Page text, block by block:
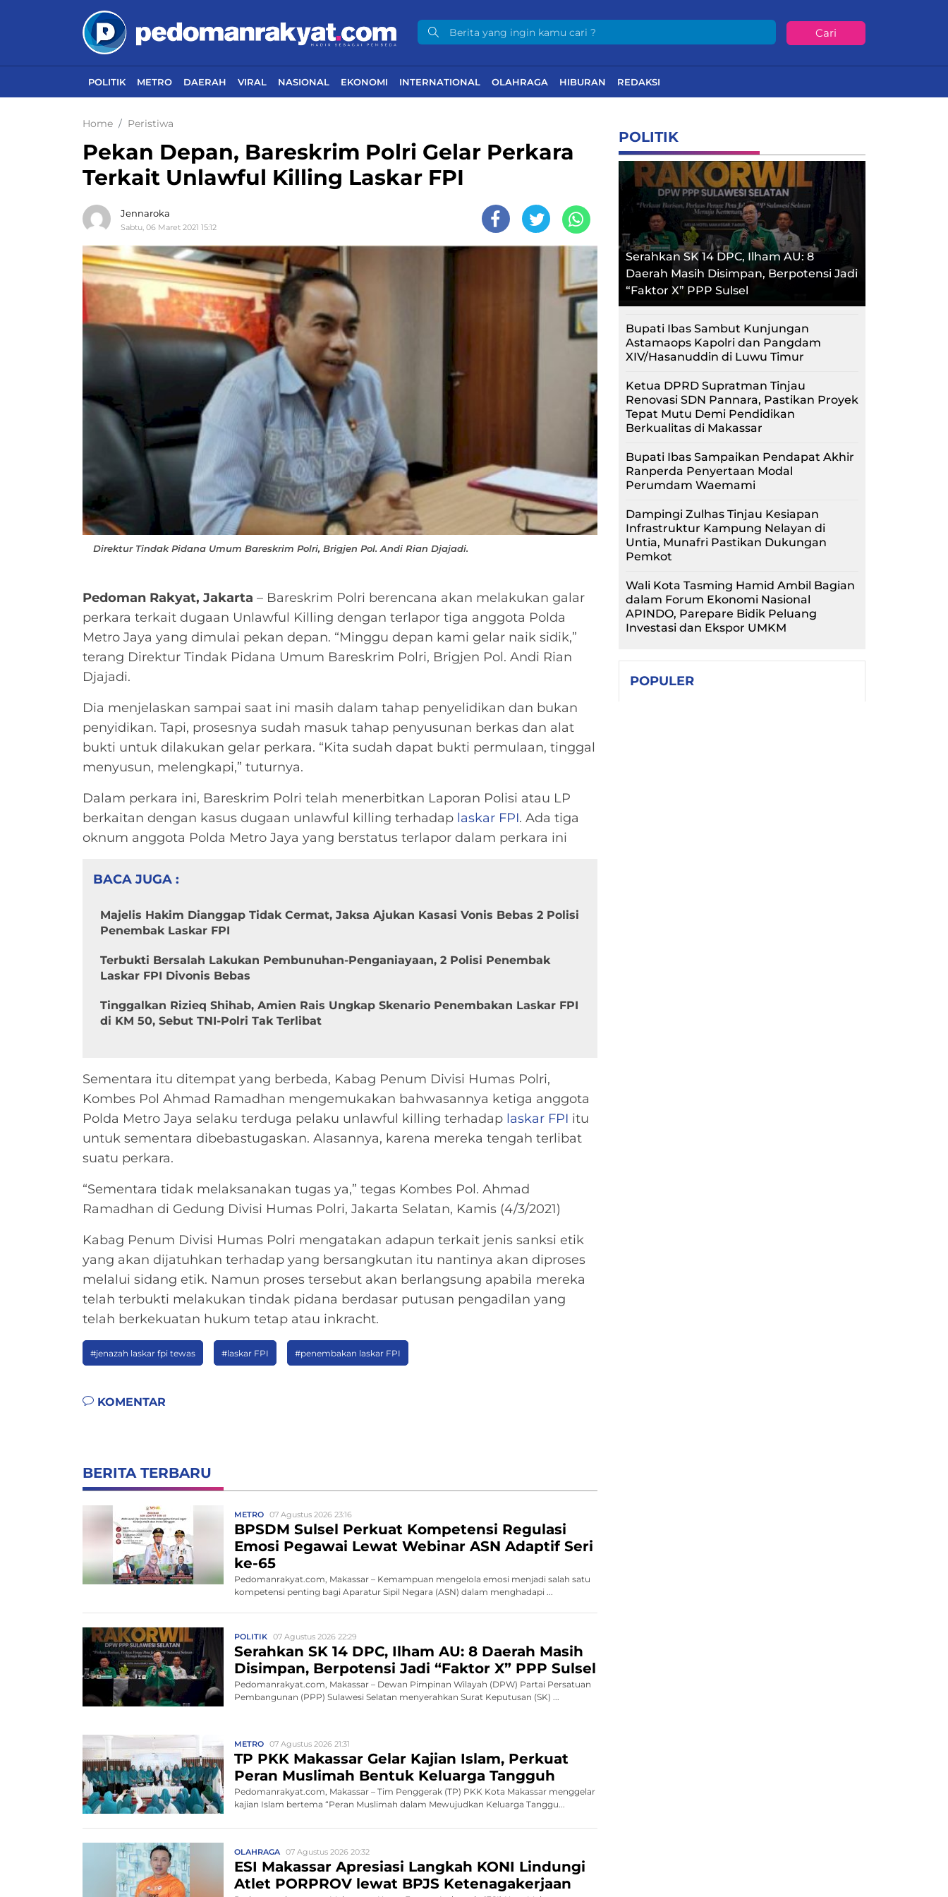
Cari
POLITIK METRO DAERAH VIRAL NASIONAL EKONOMI INTERNATIONAL OLAHRAGA HIBURAN REDAKSI
Home Peristiwa
Pekan Depan, Bareskrim Polri Gelar Perkara
Terkait Unlawful Killing Laskar FPI
Jennaroka
Sabtu, 06 Maret 2021 15:12
Direktur Tindak Pidana Umum Bareskrim Polri, Brigjen Pol. Andi Rian Djajadi.
Pedoman Rakyat, Jakarta – Bareskrim Polri berencana akan melakukan galar
perkara terkait dugaan Unlawful Killing dengan terlapor tiga anggota Polda
Metro Jaya yang dimulai pekan depan. “Minggu depan kami gelar naik sidik,”
terang Direktur Tindak Pidana Umum Bareskrim Polri, Brigjen Pol. Andi Rian
Djajadi.
Dia menjelaskan sampai saat ini masih dalam tahap penyelidikan dan bukan
penyidikan. Tapi, prosesnya sudah masuk tahap penyusunan berkas dan alat
bukti untuk dilakukan gelar perkara. “Kita sudah dapat bukti permulaan, tinggal
menyusun, melengkapi,” tuturnya.
Dalam perkara ini, Bareskrim Polri telah menerbitkan Laporan Polisi atau LP
berkaitan dengan kasus dugaan unlawful killing terhadap laskar FPI. Ada tiga
oknum anggota Polda Metro Jaya yang berstatus terlapor dalam perkara ini
BACA JUGA :
Majelis Hakim Dianggap Tidak Cermat, Jaksa Ajukan Kasasi Vonis Bebas 2 Polisi
Penembak Laskar FPI
Terbukti Bersalah Lakukan Pembunuhan-Penganiayaan, 2 Polisi Penembak
Laskar FPI Divonis Bebas
Tinggalkan Rizieq Shihab, Amien Rais Ungkap Skenario Penembakan Laskar FPI
di KM 50, Sebut TNI-Polri Tak Terlibat
Sementara itu ditempat yang berbeda, Kabag Penum Divisi Humas Polri,
Kombes Pol Ahmad Ramadhan mengemukakan bahwasannya ketiga anggota
Polda Metro Jaya selaku terduga pelaku unlawful killing terhadap laskar FPI itu
untuk sementara dibebastugaskan. Alasannya, karena mereka tengah terlibat
suatu perkara.
“Sementara tidak melaksanakan tugas ya,” tegas Kombes Pol. Ahmad
Ramadhan di Gedung Divisi Humas Polri, Jakarta Selatan, Kamis (4/3/2021)
Kabag Penum Divisi Humas Polri mengatakan adapun terkait jenis sanksi etik
yang akan dijatuhkan terhadap yang bersangkutan itu nantinya akan diproses
melalui sidang etik. Namun proses tersebut akan berlangsung apabila mereka
telah terbukti melakukan tindak pidana berdasar putusan pengadilan yang
telah berkekuatan hukum tetap atau inkracht.
#jenazah laskar fpi tewas #laskar FPI #penembakan laskar FPI
KOMENTAR
BERITA TERBARU
METRO 07 Agustus 2026 23:16
BPSDM Sulsel Perkuat Kompetensi Regulasi
Emosi Pegawai Lewat Webinar ASN Adaptif Seri
ke-65
Pedomanrakyat.com, Makassar – Kemampuan mengelola emosi menjadi salah satu
kompetensi penting bagi Aparatur Sipil Negara (ASN) dalam menghadapi ...
POLITIK 07 Agustus 2026 22:29
Serahkan SK 14 DPC, Ilham AU: 8 Daerah Masih
Disimpan, Berpotensi Jadi “Faktor X” PPP Sulsel
Pedomanrakyat.com, Makassar – Dewan Pimpinan Wilayah (DPW) Partai Persatuan
Pembangunan (PPP) Sulawesi Selatan menyerahkan Surat Keputusan (SK) ...
METRO 07 Agustus 2026 21:31
TP PKK Makassar Gelar Kajian Islam, Perkuat
Peran Muslimah Bentuk Keluarga Tangguh
Pedomanrakyat.com, Makassar – Tim Penggerak (TP) PKK Kota Makassar menggelar
kajian Islam bertema “Peran Muslimah dalam Mewujudkan Keluarga Tanggu...
OLAHRAGA 07 Agustus 2026 20:32
ESI Makassar Apresiasi Langkah KONI Lindungi
Atlet PORPROV lewat BPJS Ketenagakerjaan
POLITIK
Serahkan SK 14 DPC, Ilham AU: 8
Daerah Masih Disimpan, Berpotensi Jadi
“Faktor X” PPP Sulsel
Bupati Ibas Sambut Kunjungan
Astamaops Kapolri dan Pangdam
XIV/Hasanuddin di Luwu Timur
Ketua DPRD Supratman Tinjau
Renovasi SDN Pannara, Pastikan Proyek
Tepat Mutu Demi Pendidikan
Berkualitas di Makassar
Bupati Ibas Sampaikan Pendapat Akhir
Ranperda Penyertaan Modal
Perumdam Waemami
Dampingi Zulhas Tinjau Kesiapan
Infrastruktur Kampung Nelayan di
Untia, Munafri Pastikan Dukungan
Pemkot
Wali Kota Tasming Hamid Ambil Bagian
dalam Forum Ekonomi Nasional
APINDO, Parepare Bidik Peluang
Investasi dan Ekspor UMKM
POPULER